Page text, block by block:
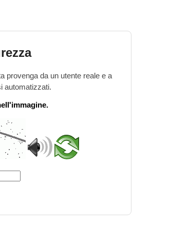
provenga da un utente reale e a
automatizzati.